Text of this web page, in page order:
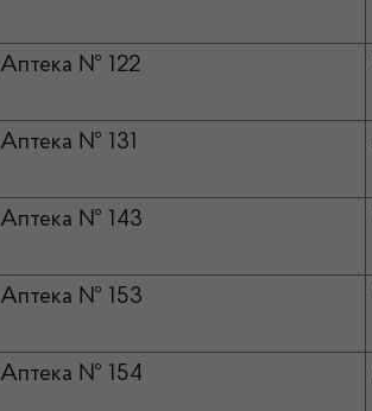
Аптека № 122
Аптека № 131
Аптека № 143
Аптека № 153
Аптека № 154